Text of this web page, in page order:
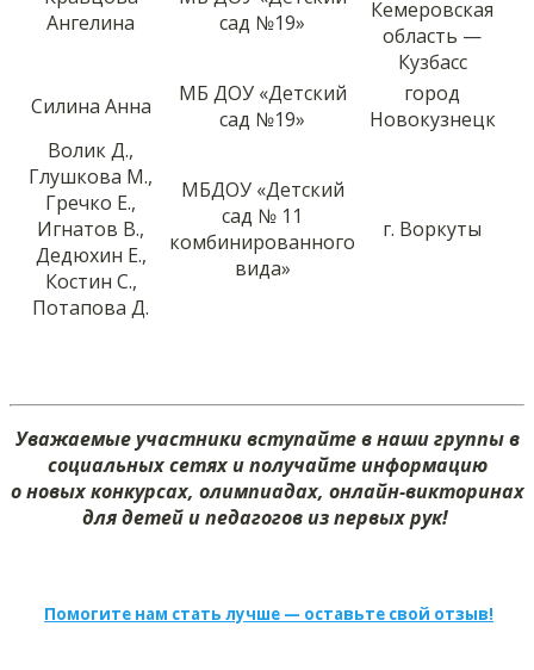
Ангелина
сад №19»
Кемеровская
область —
Кузбасс
Силина Анна
МБ ДОУ «Детский
сад №19»
город
Новокузнецк
Волик Д.,
Глушкова М.,
Гречко Е.,
Игнатов В.,
Дедюхин Е.,
Костин С.,
Потапова Д.
МБДОУ «Детский
сад № 11
комбинированного
вида»
г. Воркуты
Уважаемые участники вступайте в наши группы в
социальных сетях и получайте информацию
о новых конкурсах, олимпиадах, онлайн-викторинах
для детей и педагогов из первых рук!
Помогите нам стать лучше — оставьте свой отзыв!